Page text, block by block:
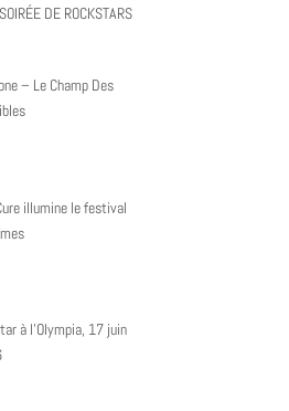
DE ROCKSTARS
– Le Champ Des
illumine le festival
à l’Olympia, 17 juin